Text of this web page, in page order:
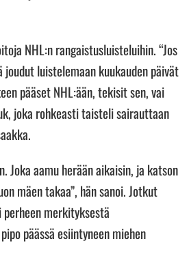
NHL:n rangaistusluisteluihin. “Jos
luistelemaan kuukauden päivät
pääset NHL:ään, tekisit sen, vai
joka rohkeasti taisteli sairauttaan
Joka aamu herään aikaisin, ja katson
mäen takaa”, hän sanoi. Jotkut
merkityksestä
päässä esiintyneen miehen